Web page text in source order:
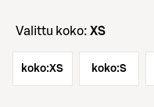
Valittu koko: XS
koko:XS koko:S